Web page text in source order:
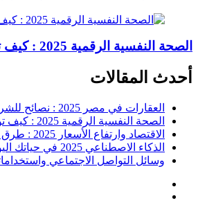
الصحة النفسية الرقمية 2025 : كيف تؤثر السوشيال ميديا على عقلك وحياتك اليومية؟
أحدث المقالات
العقارات في مصر 2025 : نصائح للشراء والاستثمار الذكي
الصحة النفسية الرقمية 2025 : كيف تؤثر السوشيال ميديا على عقلك وحياتك اليومية؟
الاقتصاد وارتفاع الأسعار 2025 : طرق عملية للتوفير وإدارة المصاريف
الذكاء الاصطناعي 2025 في حياتك اليومية : الدليل الشامل للاستفادة العملية
وسائل التواصل الاجتماعي